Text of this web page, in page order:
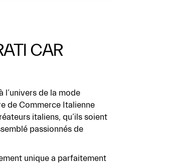
CAR
l’univers de la mode
de Commerce Italienne
italiens, qu’ils soient
passionnés de
unique a parfaitement